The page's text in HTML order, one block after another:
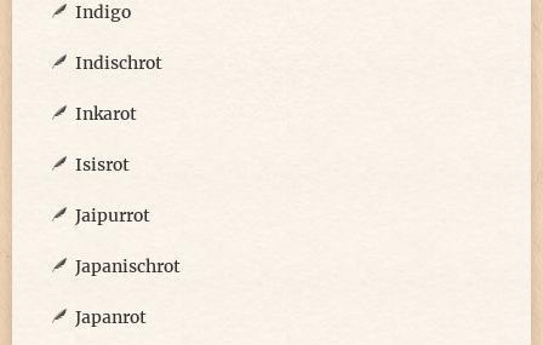
Indigo
Indischrot
Inkarot
Isisrot
Jaipurrot
Japanischrot
Japanrot